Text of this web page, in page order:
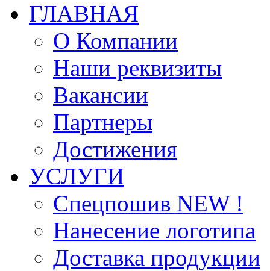
ГЛАВНАЯ
О Компании
Наши реквизиты
Вакансии
Партнеры
Достижения
УСЛУГИ
Спецпошив NEW !
Нанесение логотипа
Доставка продукции